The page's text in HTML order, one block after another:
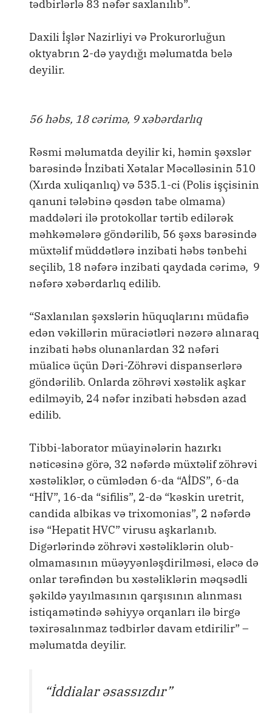
tədbirlərlə 83 nəfər saxlanılıb”.
Daxili İşlər Nazirliyi və Prokurorluğun
oktyabrın 2-də yaydığı məlumatda belə
deyilir.
56 həbs, 18 cərimə, 9 xəbərdarlıq
Rəsmi məlumatda deyilir ki, həmin şəxslər
barəsində İnzibati Xətalar Məcəlləsinin 510
(Xırda xuliqanlıq) və 535.1-ci (Polis işçisinin
qanuni tələbinə qəsdən tabe olmama)
maddələri ilə protokollar tərtib edilərək
məhkəmələrə göndərilib, 56 şəxs barəsində
müxtəlif müddətlərə inzibati həbs tənbehi
seçilib, 18 nəfərə inzibati qaydada cərimə, 9
nəfərə xəbərdarlıq edilib.
“Saxlanılan şəxslərin hüquqlarını müdafiə
edən vəkillərin müraciətləri nəzərə alınaraq
inzibati həbs olunanlardan 32 nəfəri
müalicə üçün Dəri-Zöhrəvi dispanserlərə
göndərilib. Onlarda zöhrəvi xəstəlik aşkar
edilməyib, 24 nəfər inzibati həbsdən azad
edilib.
Tibbi-laborator müayinələrin hazırkı
nəticəsinə görə, 32 nəfərdə müxtəlif zöhrəvi
xəstəliklər, o cümlədən 6-da “AİDS”, 6-da
“HİV”, 16-da “sifilis”, 2-də “kəskin uretrit,
candida albikas və trixomonias”, 2 nəfərdə
isə “Hepatit HVC” virusu aşkarlanıb.
Digərlərində zöhrəvi xəstəliklərin olub-
olmamasının müəyyənləşdirilməsi, eləcə də
onlar tərəfindən bu xəstəliklərin məqsədli
şəkildə yayılmasının qarşısının alınması
istiqamətində səhiyyə orqanları ilə birgə
təxirəsalınmaz tədbirlər davam etdirilir” –
məlumatda deyilir.
“İddialar əsassızdır”